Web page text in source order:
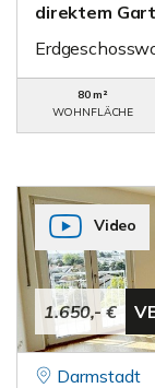
direktem
80 m²
WOHNFLÄCHE
1.650,- €
Video
Darmstadt